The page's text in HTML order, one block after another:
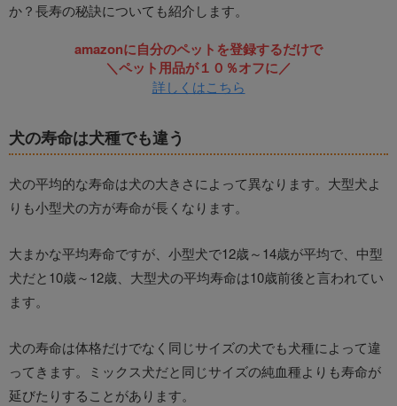
か？長寿の秘訣についても紹介します。
amazonに自分のペットを登録するだけで
＼ペット用品が１０％オフに／
詳しくはこちら
犬の寿命は犬種でも違う
犬の平均的な寿命は犬の大きさによって異なります。大型犬よ
りも小型犬の方が寿命が長くなります。
大まかな平均寿命ですが、小型犬で12歳～14歳が平均で、中型
犬だと10歳～12歳、大型犬の平均寿命は10歳前後と言われてい
ます。
犬の寿命は体格だけでなく同じサイズの犬でも犬種によって違
ってきます。ミックス犬だと同じサイズの純血種よりも寿命が
延びたりすることがあります。